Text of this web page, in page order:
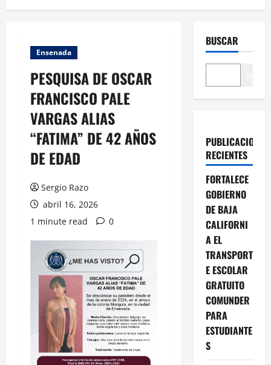
Ensenada
PESQUISA DE OSCAR
FRANCISCO PALE
VARGAS ALIAS
“FATIMA” DE 42 AÑOS
DE EDAD
Sergio Razo
abril 16, 2026
1 minute read
0
BUSCAR
PUBLICACIONES
RECIENTES
FORTALECE
GOBIERNO
DE BAJA
CALIFORNI
A EL
TRANSPORT
E ESCOLAR
GRATUITO
COMUNDER
PARA
ESTUDIANTE
S